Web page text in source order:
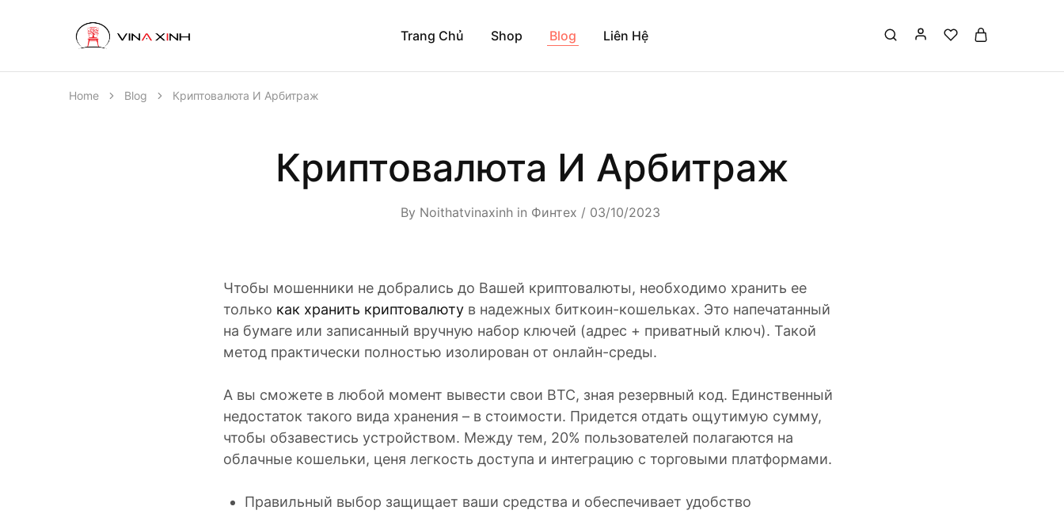
VINAXINH
Nội
Thất
Trang Chủ Shop Blog Liên Hệ
Home Blog Криптовалюта И Арбитраж
Криптовалюта И Арбитраж
By Noithatvinaxinh in Финтех 03/10/2023
Чтобы мошенники не добрались до Вашей криптовалюты, необходимо хранить ее
только как хранить криптовалюту в надежных биткоин-кошельках. Это напечатанный
на бумаге или записанный вручную набор ключей (адрес + приватный ключ). Такой
метод практически полностью изолирован от онлайн-среды.
А вы сможете в любой момент вывести свои BTC, зная резервный код. Единственный
недостаток такого вида хранения – в стоимости. Придется отдать ощутимую сумму,
чтобы обзавестись устройством. Между тем, 20% пользователей полагаются на
облачные кошельки, ценя легкость доступа и интеграцию с торговыми платформами.
Правильный выбор защищает ваши средства и обеспечивает удобство